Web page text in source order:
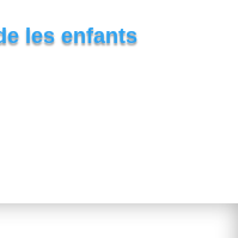
les enfants